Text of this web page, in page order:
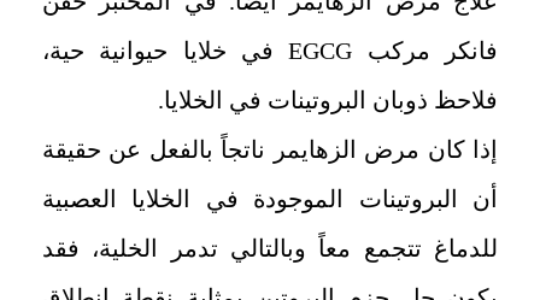
فانكر مركب EGCG في خلايا حيوانية حية،
فلاحظ ذوبان البروتينات في الخلايا.
إذا كان مرض الزهايمر ناتجاً بالفعل عن حقيقة
أن البروتينات الموجودة في الخلايا العصبية
للدماغ تتجمع معاً وبالتالي تدمر الخلية، فقد